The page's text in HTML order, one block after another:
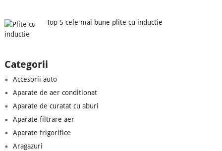
Top 5 cele mai bune plite cu inductie
Categorii
Accesorii auto
Aparate de aer conditionat
Aparate de curatat cu aburi
Aparate filtrare aer
Aparate frigorifice
Aragazuri